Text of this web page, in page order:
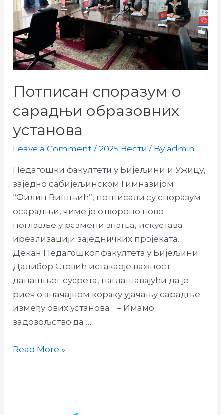
Потписан споразум о
сарадњи образовних
установа
Leave a Comment /2025 Вести / Byadmin
Педагошки факултети у Бијељини и Ужицу,
заједно сабијељинском Гимназијом
“Филип Вишњић”, потписали су споразум
осарадњи, чиме је отворено ново
поглавље у размени знања, искустава
иреализацији заједничких пројеката.
Декан Педагошког факултета у Бијељини
Далибор Стевић истакаоје важност
данашњег сусрета, наглашавајући да је
риеч о значајном кораку ујачању сарадње
између ових установа. – Имамо
задовољство да …
Потписан
Read More »